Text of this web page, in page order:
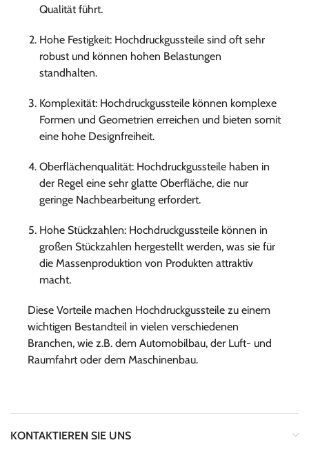
Qualität führt.
Hohe Festigkeit: Hochdruckgussteile sind oft sehr
robust und können hohen Belastungen
standhalten.
Komplexität: Hochdruckgussteile können komplexe
Formen und Geometrien erreichen und bieten somit
eine hohe Designfreiheit.
Oberflächenqualität: Hochdruckgussteile haben in
der Regel eine sehr glatte Oberfläche, die nur
geringe Nachbearbeitung erfordert.
Hohe Stückzahlen: Hochdruckgussteile können in
großen Stückzahlen hergestellt werden, was sie für
die Massenproduktion von Produkten attraktiv
macht.
Diese Vorteile machen Hochdruckgussteile zu einem
wichtigen Bestandteil in vielen verschiedenen
Branchen, wie z.B. dem Automobilbau, der Luft- und
Raumfahrt oder dem Maschinenbau.
KONTAKTIEREN SIE UNS